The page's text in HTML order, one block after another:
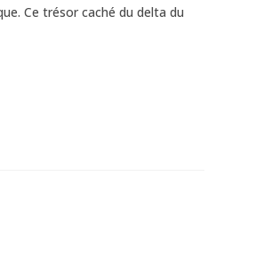
Ce trésor caché du delta du